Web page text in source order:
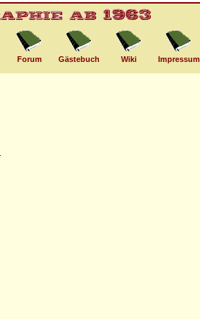
Forum Gästebuch Wiki Impressum